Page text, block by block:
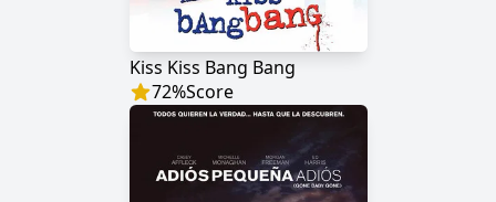
Kiss Kiss Bang Bang
72%Score